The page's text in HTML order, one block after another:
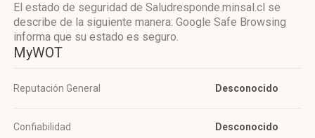
El estado de seguridad de Saludresponde.minsal.cl se
describe de la siguiente manera: Google Safe Browsing
informa que su estado es seguro.
MyWOT
Reputación General Desconocido
Confiabilidad
Desconocido